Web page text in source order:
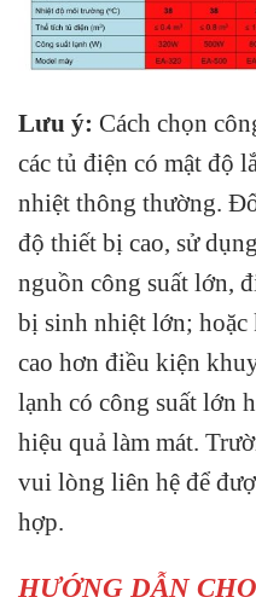
Lưu ý: Cách chọn
các tủ điện có mật độ
nhiệt thông thường.
độ thiết bị cao, sử
nguồn công suất lớn,
bị sinh nhiệt lớn;
cao hơn điều kiện
lạnh có công suất lớn
hiệu quả làm mát.
vui lòng liên hệ để
hợp.
HƯỚNG DẪN